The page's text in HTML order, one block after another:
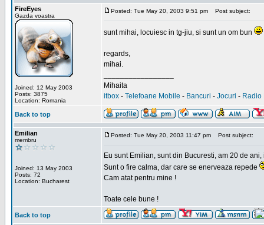
FireEyes
Gazda voastra
Joined: 12 May 2003
Posts: 3875
Location: Romania
Posted: Tue May 20, 2003 9:51 pm Post subject:
sunt mihai, locuiesc in tg-jiu, si sunt un om bun
regards,
mihai.
Mihaita
itbox - Telefoane Mobile - Bancuri - Jocuri - Radio
Back to top
Emilian
membru
Joined: 13 May 2003
Posts: 72
Location: Bucharest
Posted: Tue May 20, 2003 11:47 pm Post subject:
Eu sunt Emilian, sunt din Bucuresti, am 20 de
Sunt o fire calma, dar care se enerveaza repede
Cam atat pentru mine !
Toate cele bune !
Back to top